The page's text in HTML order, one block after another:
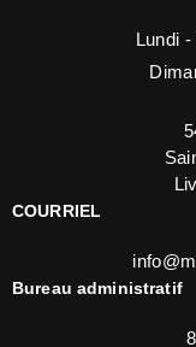
Lundi
COURRIEL
Bureau administratif